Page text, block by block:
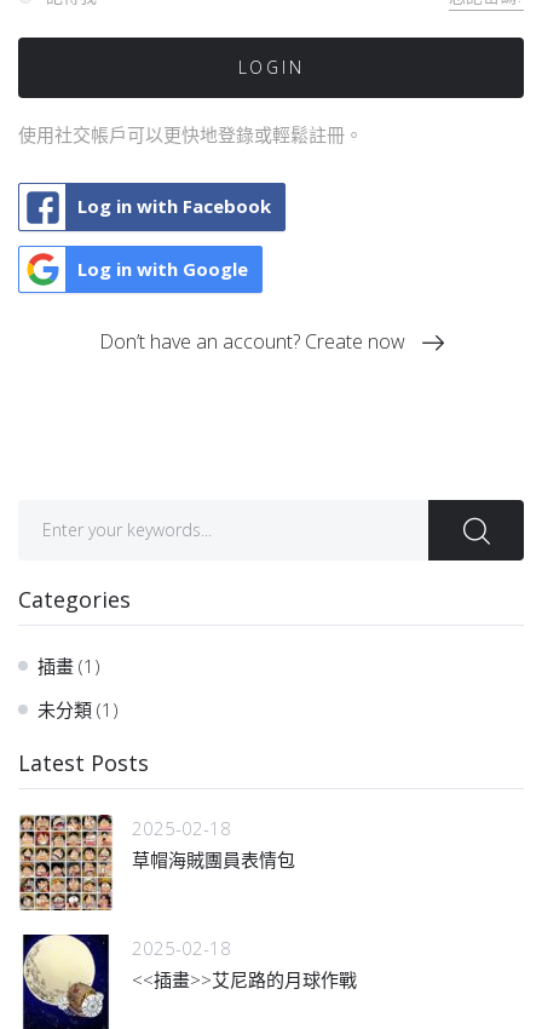
使用社交帳戶可以更快地登錄或輕鬆註冊。
Log in with Facebook
Log in with Google
Don’t have an account? Create now
Categories
插畫 (1)
未分類 (1)
Latest Posts
2025-02-18
草帽海賊團員表情包
2025-02-18
<<插畫>>艾尼路的月球作戰